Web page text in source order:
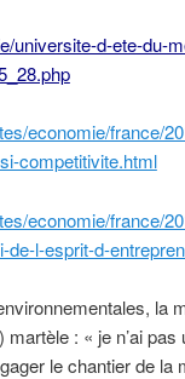
universite-d-ete-du-
economie/france/
competitivite.html
economie/france/
l-esprit-d-
la
: « je n’ai
le chantier de